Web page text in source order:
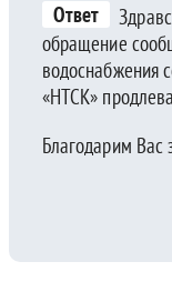
Ответ
обращение
водоснабжения
«НТСК»
Благодарим Вас